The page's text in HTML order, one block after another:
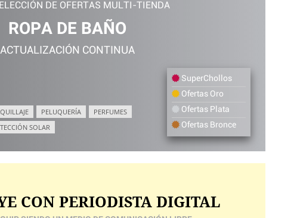
DE OFERTAS MULTI-TIENDA
ROPA DE BAÑO
ACTUALIZACIÓN CONTINUA
PELUQUERÍA
PERFUMES
SOLAR
SuperChollos
Ofertas Oro
Ofertas Plata
Ofertas Bronce
CON PERIODISTA DIGITAL